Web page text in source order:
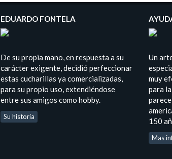
EDUARDO FONTELA
De su propia mano, en respuesta a su
carácter exigente, decidió perfeccionar
estas cucharillas ya comercializadas,
para su propio uso, extendiéndose
entre sus amigos como hobby.
Su historia
Un
muy
para
150
Mas